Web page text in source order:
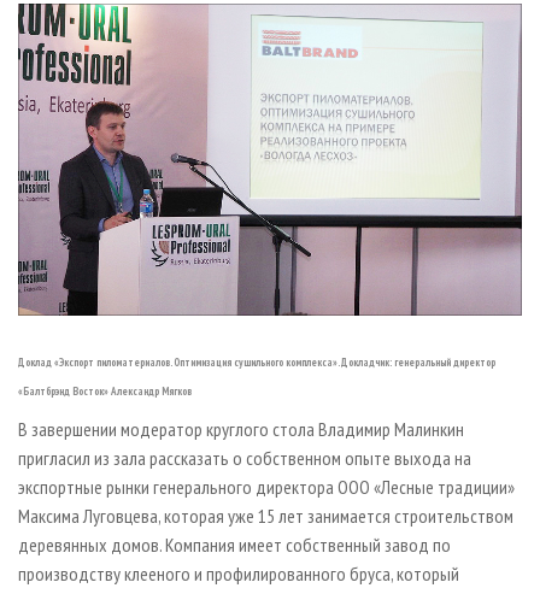
Доклад «Экспорт пиломатериалов. Оптимизация сушильного комплекса». Докладчик: генеральный директор
«Балтбрэнд Восток» Александр Мягков
В завершении модератор круглого стола Владимир Малинкин
пригласил из зала рассказать о собственном опыте выхода на
экспортные рынки генерального директора ООО «Лесные традиции»
Максима Луговцева, которая уже 15 лет занимается строительством
деревянных домов. Компания имеет собственный завод по
производству клееного и профилированного бруса, который